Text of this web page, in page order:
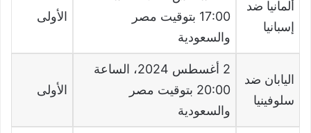
ألمانيا ضد
إسبانيا
17:00 بتوقيت مصر
والسعودية
الأولى
اليابان ضد
سلوفينيا
2 أغسطس
، الساعة
20:00 بتوقيت مصر
والسعودية
الأولى